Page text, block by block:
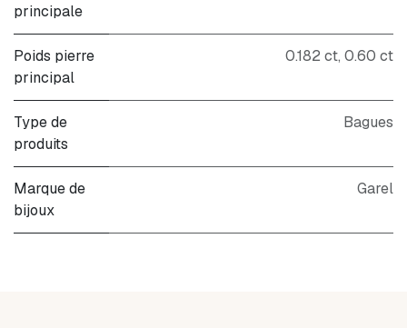
principale
Poids pierre
principal
0.182 ct, 0.60 ct
Type de
produits
Bagues
Marque de
bijoux
Garel